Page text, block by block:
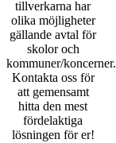
tillverkarna har
olika möjligheter
gällande avtal för
skolor och
kommuner/koncerner.
Kontakta oss för
att gemensamt
hitta den mest
fördelaktiga
lösningen för er!